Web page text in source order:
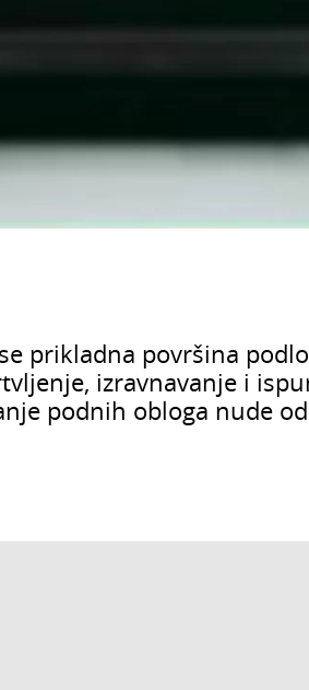
prikladna površina
izravnavanje i
podnih obloga nude